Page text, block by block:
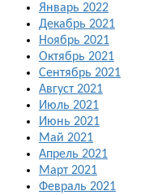
Январь 2022
Декабрь 2021
Ноябрь 2021
Октябрь 2021
Сентябрь 2021
Август 2021
Июль 2021
Июнь 2021
Май 2021
Апрель 2021
Март 2021
Февраль 2021